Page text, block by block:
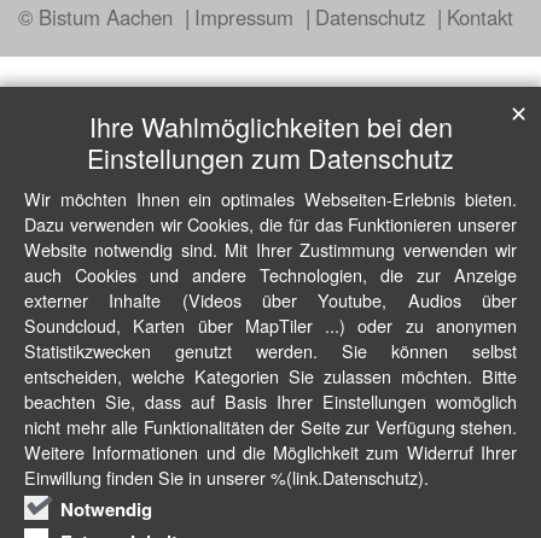
© Bistum Aachen Impressum Datenschutz Kontakt
Ihre Wahlmöglichkeiten bei den
Einstellungen zum Datenschutz
Wir möchten Ihnen ein optimales Webseiten-Erlebnis bieten.
Dazu verwenden wir Cookies, die für das Funktionieren unserer
Website notwendig sind. Mit Ihrer Zustimmung verwenden wir
auch Cookies und andere Technologien, die zur Anzeige
externer Inhalte (Videos über Youtube, Audios über
Soundcloud, Karten über MapTiler ...) oder zu anonymen
Statistikzwecken genutzt werden. Sie können selbst
entscheiden, welche Kategorien Sie zulassen möchten. Bitte
beachten Sie, dass auf Basis Ihrer Einstellungen womöglich
nicht mehr alle Funktionalitäten der Seite zur Verfügung stehen.
Weitere Informationen und die Möglichkeit zum Widerruf Ihrer
Einwillung finden Sie in unserer %(link.Datenschutz).
Notwendig
✕